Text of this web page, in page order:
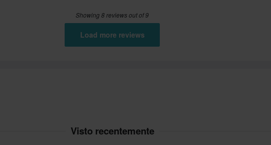
Showing 8 reviews out of 9
Load more reviews
Visto recentemente